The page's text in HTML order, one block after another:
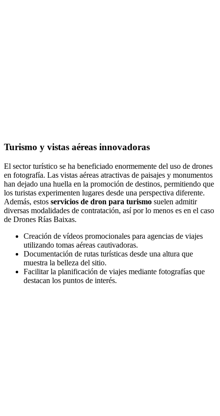
Turismo y vistas aéreas innovadoras
El sector turístico se ha beneficiado enormemente del uso de drones
en fotografía. Las vistas aéreas atractivas de paisajes y monumentos
han dejado una huella en la promoción de destinos, permitiendo que
los turistas experimenten lugares desde una perspectiva diferente.
Además, estos servicios de dron para turismo suelen admitir
diversas modalidades de contratación, así por lo menos es en el caso
de Drones Rías Baixas.
Creación de vídeos promocionales para agencias de viajes
utilizando tomas aéreas cautivadoras.
Documentación de rutas turísticas desde una altura que
muestra la belleza del sitio.
Facilitar la planificación de viajes mediante fotografías que
destacan los puntos de interés.